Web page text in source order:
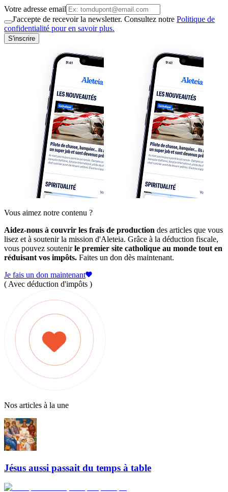
Votre adresse email
J'accepte de recevoir la newsletter. Consultez notre Politique de
confidentialité pour en savoir plus.
S'inscrire
Vous aimez notre contenu ?
Aidez-nous à couvrir les frais de production des articles que vous
lisez et à soutenir la mission d'Aleteia. Grâce à la déduction fiscale,
vous pouvez soutenirle premier site catholique au monde tout en
réduisant vos impôts. Faites un don dès maintenant.
Je fais un don maintenant
( Avec déduction d'impôts )
Nos articles à la une
Jésus aussi passait du temps à table